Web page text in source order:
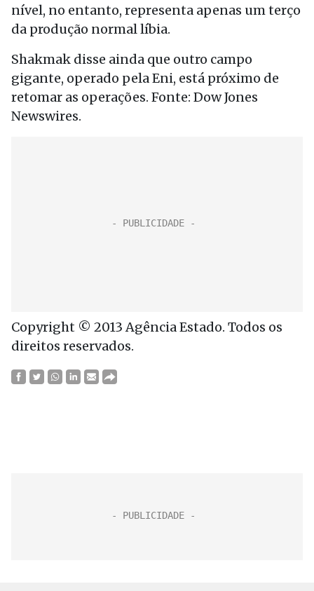
nível, no entanto, representa apenas um terço
da produção normal líbia.
Shakmak disse ainda que outro campo
gigante, operado pela Eni, está próximo de
retomar as operações. Fonte: Dow Jones
Newswires.
Copyright © 2013 Agência Estado. Todos os
direitos reservados.